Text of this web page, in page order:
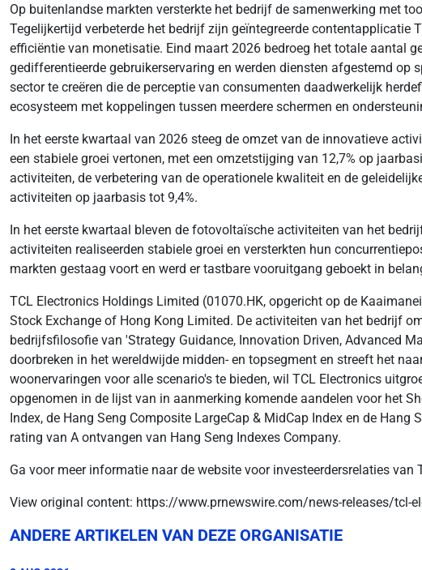
Op buitenlandse markten versterkte het bedrijf de samenwerking met
Tegelijkertijd verbeterde het bedrijf zijn geïntegreerde contentapplicatie
efficiëntie van monetisatie. Eind maart 2026 bedroeg het totale aantal
gedifferentieerde gebruikerservaring en werden diensten afgestemd op
sector te creëren die de perceptie van consumenten daadwerkelijk
ecosysteem met koppelingen tussen meerdere schermen en
In het eerste kwartaal van 2026 steeg de omzet van de innovatieve
een stabiele groei vertonen, met een omzetstijging van 12,7% op
activiteiten, de verbetering van de operationele kwaliteit en de
activiteiten op jaarbasis tot 9,4%.
In het eerste kwartaal bleven de fotovoltaïsche activiteiten van het
activiteiten realiseerden stabiele groei en versterkten hun
markten gestaag voort en werd er tastbare vooruitgang geboekt in
TCL Electronics Holdings Limited (01070.HK, opgericht op de
Stock Exchange of Hong Kong Limited. De activiteiten van het bedrijf
bedrijfsfilosofie van 'Strategy Guidance, Innovation Driven, Advanced
doorbreken in het wereldwijde midden- en topsegment en streeft het
woonervaringen voor alle scenario's te bieden, wil TCL Electronics
opgenomen in de lijst van in aanmerking komende aandelen voor het
Index, de Hang Seng Composite LargeCap & MidCap Index en de
rating van A ontvangen van Hang Seng Indexes Company.
Ga voor meer informatie naar de website voor investeerdersrelaties
View original content: https://www.prnewswire.com/news-releases/tcl-
ANDERE ARTIKELEN VAN DEZE ORGANISATIE